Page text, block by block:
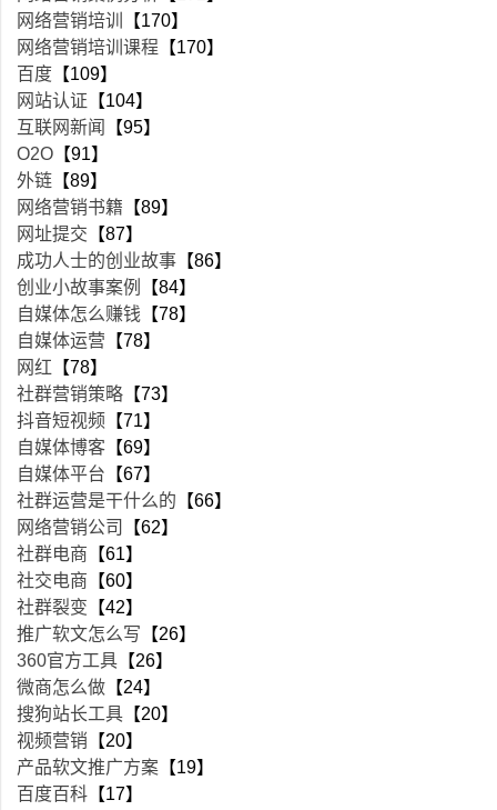
网络营销培训
【170】
网络营销培训课程 【170】
百度 【109】
网站认证 【104】
互联网新闻
【95】
O2O 【91】
外链 【89】
网络营销书籍 【89】
网址提交 【87】
成功人士的创业故事 【86】
创业小故事案例
【84】
自媒体怎么赚钱 【78】
自媒体运营 【78】
网红 【78】
社群营销策略 【73】
抖音短视频 【71】
自媒体博客 【69】
自媒体平台 【67】
社群运营是干什么的 【66】
网络营销公司
【62】
社群电商 【61】
社交电商 【60】
社群裂变 【42】
推广软文怎么写 【26】
360官方工具 【26】
微商怎么做 【24】
搜狗站长工具 【20】
视频营销 【20】
产品软文推广方案 【19】
百度百科 【17】